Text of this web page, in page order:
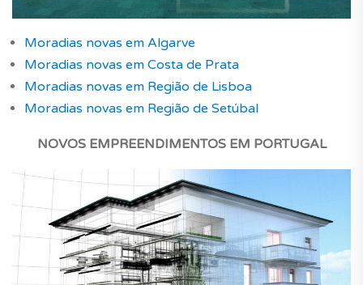
Moradias novas em Algarve
Moradias novas em Costa de Prata
Moradias novas em Região de Lisboa
Moradias novas em Região de Setúbal
NOVOS EMPREENDIMENTOS EM PORTUGAL